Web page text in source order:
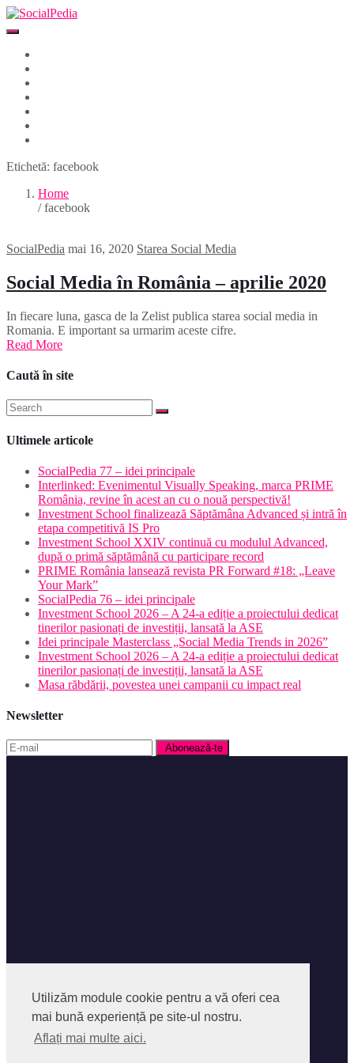
Utilizăm module cookie pentru a vă oferi cea
mai bună experiență pe site-ul nostru.
Aflați mai multe aici.
Etichetă: facebook
Home
/ facebook
SocialPedia mai 16, 2020 Starea Social Media
Social Media în România – aprilie 2020
In fiecare luna, gasca de la Zelist publica starea social media in
Romania. E important sa urmarim aceste cifre.
Read More
Caută în site
Ultimele articole
SocialPedia 77 – idei principale
Interlinked: Evenimentul Visually Speaking, marca PRIME
România, revine în acest an cu o nouă perspectivă!
Investment School finalizează Săptămâna Advanced și intră în
etapa competitivă IS Pro
Investment School XXIV continuă cu modulul Advanced,
după o primă săptămână cu participare record
PRIME România lansează revista PR Forward #18: „Leave
Your Mark”
SocialPedia 76 – idei principale
Investment School 2026 – A 24-a ediție a proiectului dedicat
tinerilor pasionați de investiții, lansată la ASE
Idei principale Masterclass „Social Media Trends in 2026”
Investment School 2026 – A 24-a ediție a proiectului dedicat
tinerilor pasionați de investiții, lansată la ASE
Masa răbdării, povestea unei campanii cu impact real
Newsletter
Instagram
Politica privind Fisierele Cookies